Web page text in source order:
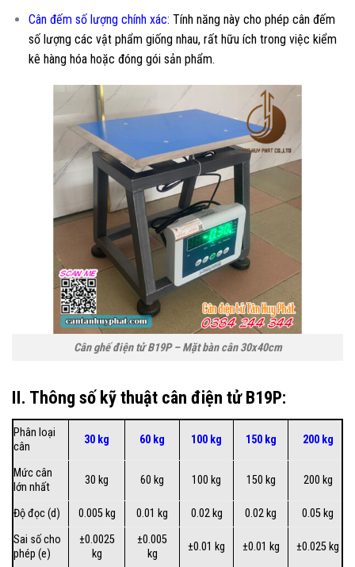
Cân đếm số lượng chính xác: Tính năng này cho phép cân đếm
số lượng các vật phẩm giống nhau, rất hữu ích trong việc kiểm
kê hàng hóa hoặc đóng gói sản phẩm.
Cân ghế điện tử B19P – Mặt bàn cân 30x40cm
II. Thông số kỹ thuật cân điện tử B19P:
Phân loại
cân
30 kg 60 kg 100 kg 150 kg 200 kg
Mức cân
lớn nhất
30 kg 60 kg 100 kg 150 kg 200 kg
Độ đọc (d) 0.005 kg 0.01 kg 0.02 kg 0.02 kg
0.05 kg
Sai số cho
phép (e)
±0.0025
kg
±0.005
kg
±0.01 kg ±0.01 kg ±0.025 kg